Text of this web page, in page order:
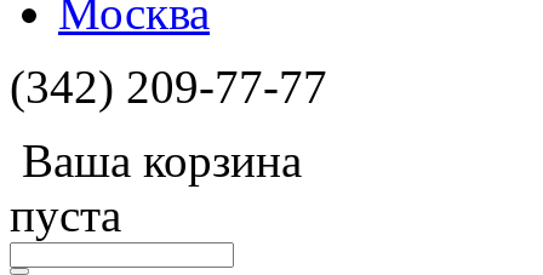
Москва
(342) 209-77-77
Ваша корзина
пуста